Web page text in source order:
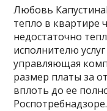
Любовь
тепло в квартире
недостаточно
исполнителю
управляющая
размер платы за
вплоть до ее
Роспотребнадзоре.